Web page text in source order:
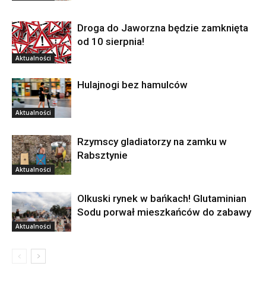
Aktualności
Droga do Jaworzna będzie zamknięta
od 10 sierpnia!
Aktualności
Hulajnogi bez hamulców
Aktualności
Rzymscy gladiatorzy na zamku w
Rabsztynie
Aktualności
Olkuski rynek w bańkach! Glutaminian
Sodu porwał mieszkańców do zabawy